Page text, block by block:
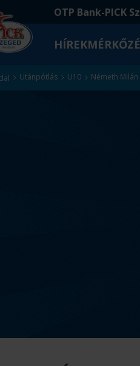
OTP Bank-PICK
HÍREK
Utánpótlás U10 Németh